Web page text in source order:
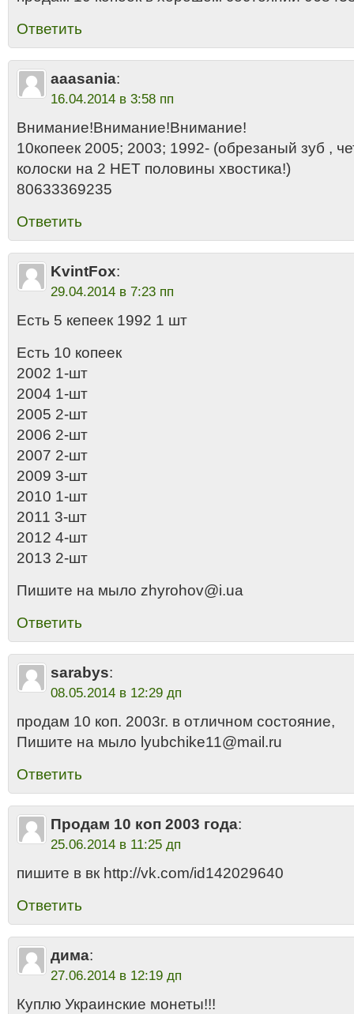
Ответить
aaasania:
16.04.2014 в 3:58 пп
Внимание!Внимание!Внимание!
10копеек 2005; 2003; 1992- (обрезаный зуб ,
колоски на 2 НЕТ половины хвостика!)
80633369235
Ответить
KvintFox:
29.04.2014 в 7:23 пп
Есть 5 кепеек 1992 1 шт
Есть 10 копеек
2002 1-шт
2004 1-шт
2005 2-шт
2006 2-шт
2007 2-шт
2009 3-шт
2010 1-шт
2011 3-шт
2012 4-шт
2013 2-шт
Пишите на мыло zhyrohov@i.ua
Ответить
sarabys:
08.05.2014 в 12:29 дп
продам 10 коп. 2003г. в отличном состояние,
Пишите на мыло lyubchike11@mail.ru
Ответить
Продам 10 коп 2003 года:
25.06.2014 в 11:25 дп
пишите в вк http://vk.com/id142029640
Ответить
дима:
27.06.2014 в 12:19 дп
Куплю Украинские монеты!!!